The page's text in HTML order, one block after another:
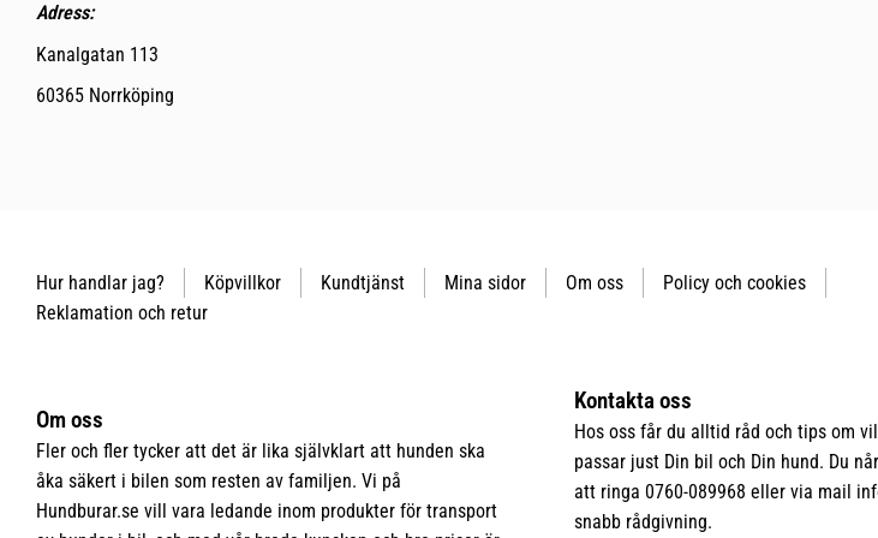
Adress:
Kanalgatan 113
60365 Norrköping
Hur handlar jag? Köpvillkor Kundtjänst Mina sidor Om oss
Policy och cookies
Reklamation och retur
Om oss
Fler och fler tycker att det är lika självklart att hunden ska
åka säkert i bilen som resten av familjen. Vi på
Hundburar.se vill vara ledande inom produkter för transport
Kontakta oss
Hos oss får du alltid råd och tips om
passar just Din bil och Din hund. Du
att ringa 0760-089968 eller via mail
snabb rådgivning.